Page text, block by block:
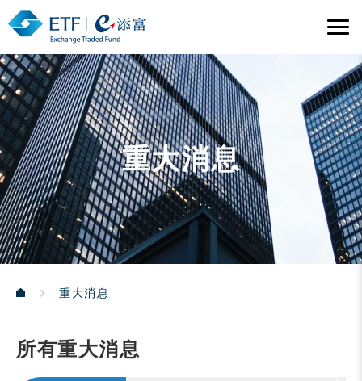
重大消息
重大消息
所有重大消息